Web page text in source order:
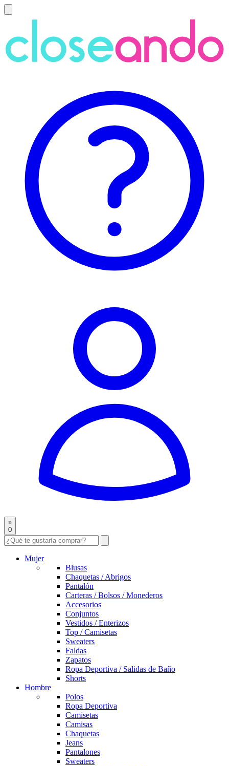
0
Mujer
Blusas
Chaquetas / Abrigos
Pantalón
Carteras / Bolsos / Monederos
Accesorios
Conjuntos
Vestidos / Enterizos
Top / Camisetas
Sweaters
Faldas
Zapatos
Ropa Deportiva / Salidas de Baño
Shorts
Hombre
Polos
Ropa Deportiva
Camisetas
Camisas
Chaquetas
Jeans
Pantalones
Sweaters